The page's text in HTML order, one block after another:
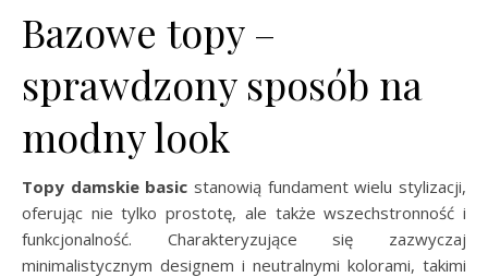
Bazowe topy –
sprawdzony sposób na
modny look
Topy damskie basic stanowią fundament wielu stylizacji,
oferując nie tylko prostotę, ale także wszechstronność i
funkcjonalność. Charakteryzujące się zazwyczaj
minimalistycznym designem i neutralnymi kolorami, takimi